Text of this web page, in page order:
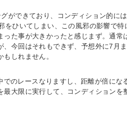
ができており、コンディション的に
ひいてしまい、この風邪の影響で特
た事が大きかったと感じまず。通常
今回はそれもできず、予想外に7月
しれません。
のレースなりますし、距離が倍にな
大限に実行して、コンディションを